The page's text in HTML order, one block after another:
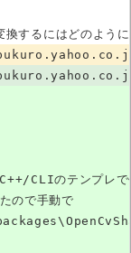
するにはどのよう
CLIのテンプレ
ので手動で
）